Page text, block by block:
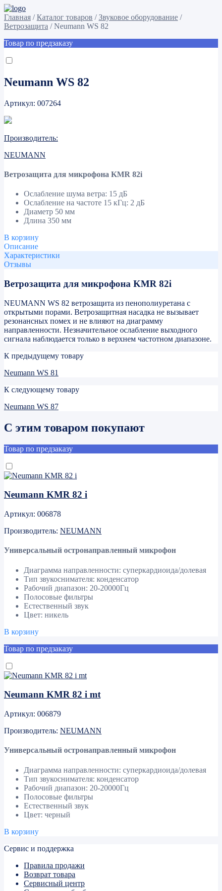
Главная / Каталог товаров / Звуковое оборудование /
Ветрозащита / Neumann WS 82
Товар по предзаказу
Neumann WS 82
Артикул: 007264
Производитель:
NEUMANN
Ветрозащита для микрофона KMR 82i
Ослабление шума ветра: 15 дБ
Ослабление на частоте 15 кГц: 2 дБ
Диаметр 50 мм
Длина 350 мм
В корзину
Описание
Характеристики
Отзывы
Ветрозащита для микрофона KMR 82i
NEUMANN WS 82 ветрозащита из пенополиуретана с
открытыми порами. Ветрозащитная насадка не вызывает
резонансных помех и не влияют на диаграмму
направленности. Незначительное ослабление выходного
сигнала наблюдается только в верхнем частотном диапазоне.
К предыдущему товару
Neumann WS 81
К следующему товару
Neumann WS 87
С этим товаром покупают
Товар по предзаказу
Neumann KMR 82 i
Артикул: 006878
Производитель: NEUMANN
Универсальный остронаправленный микрофон
Диаграмма направленности: суперкардиоида/долевая
Тип звукоснимателя: конденсатор
Рабочий диапазон: 20-20000Гц
Полосовые фильтры
Естественный звук
Цвет: никель
В корзину
Товар по предзаказу
Neumann KMR 82 i mt
Артикул: 006879
Производитель: NEUMANN
Универсальный остронаправленный микрофон
Диаграмма направленности: суперкардиоида/долевая
Тип звукоснимателя: конденсатор
Рабочий диапазон: 20-20000Гц
Полосовые фильтры
Естественный звук
Цвет: черный
В корзину
Сервис и поддержка
Правила продажи
Возврат товара
Сервисный центр